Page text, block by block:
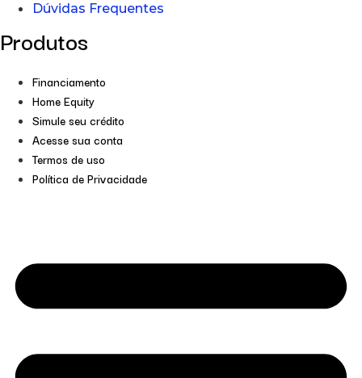
Dúvidas Frequentes
Produtos
Financiamento
Home Equity
Simule seu crédito
Acesse sua conta
Termos de uso
Política de Privacidade